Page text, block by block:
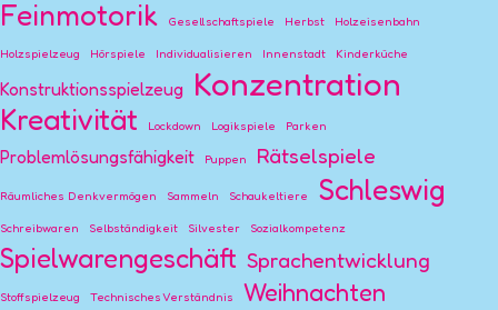
Feinmotorik Gesellschaftspiele Herbst Holzeisenbahn
Holzspielzeug Hörspiele Individualisieren Innenstadt Kinderküche
Konstruktionsspielzeug Konzentration
Kreativität Lockdown Logikspiele Parken
Problemlösungsfähigkeit Puppen Rätselspiele
Räumliches Denkvermögen Sammeln Schaukeltiere Schleswig
Schreibwaren Selbständigkeit Silvester Sozialkompetenz
Spielwarengeschäft Sprachentwicklung
Stoffspielzeug Technisches Verständnis Weihnachten